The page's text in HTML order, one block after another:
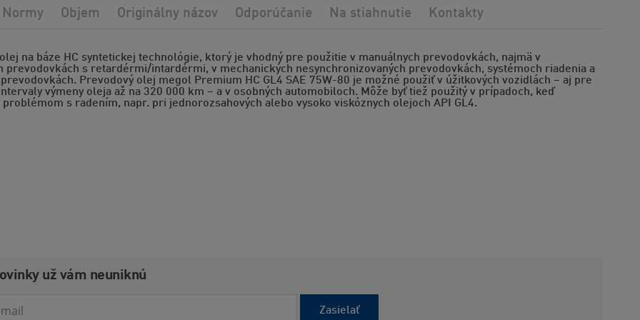
na báze HC syntetickej technológie, ktorý je vhodný pre použitie v manuálnych prevodovkách, najmä v
prevodovkách s retardérmi/intardérmi, v mechanických nesynchronizovaných prevodovkách, systémoch riadenia a
Prevodový olej megol Premium HC GL4 SAE 75W-80 je možné použiť v úžitkových vozidlách – aj pre
výmeny oleja až na 320 000 km – a v osobných automobiloch. Môže byť tiež použitý v prípadoch, keď
problémom s radením, napr. pri jednorozsahových alebo vysoko viskóznych olejoch API GL4.
Normy Objem Originálny názov Odporúčanie Na stiahnutie Kontakty
už vám neuniknú
Zasielať